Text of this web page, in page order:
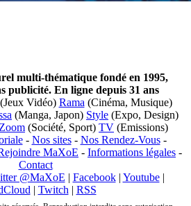
multi-thématique fondé en 1995,
publicité. En ligne depuis 31 ans
Vidéo) Rama (Cinéma, Musique)
(Manga, Japon) Style (Expo, Design)
Zoom (Société, Sport) TV (Emissions)
- Nos sites- Nos Rendez-Vous-
MaXoE - Informations légales -
Contact
@MaXoE | Facebook| Youtube|
| Twitch | RSS